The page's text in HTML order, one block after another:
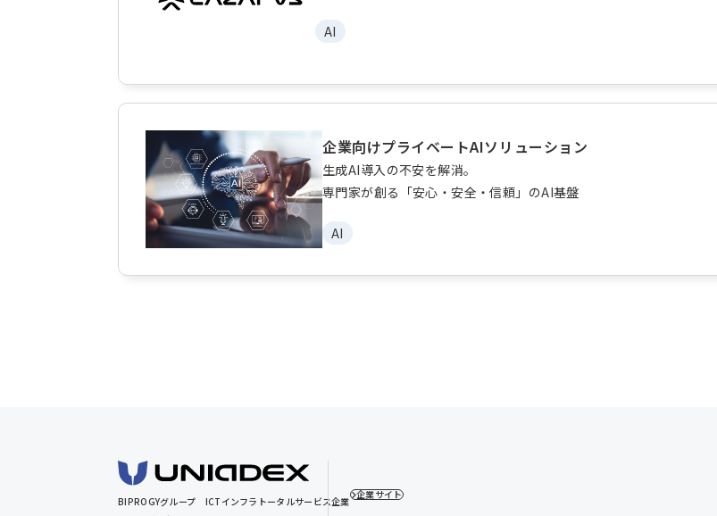
AI
企業向けプライベートAIソリューション
生成AI導入の不安を解消。
専門家が創る「安心・安全・信頼」のAI基盤
AI
BIPROGYグループ ICTインフラトータルサービス企業
企業サイト